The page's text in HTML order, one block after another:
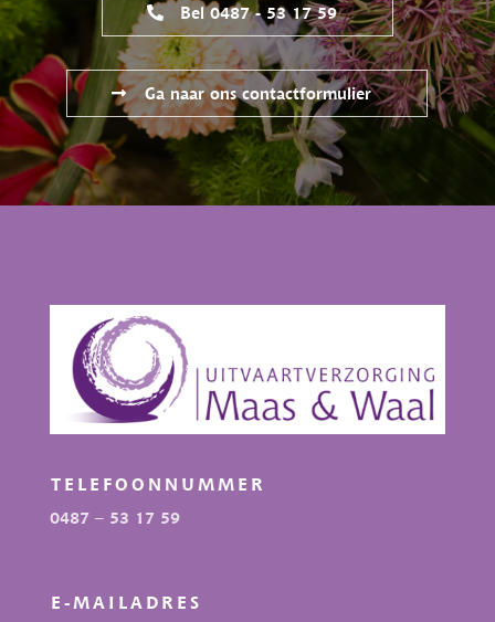
Bel 0487 - 53 17 59
Ga naar ons contactformulier
TELEFOONNUMMER
0487 – 53 17 59
E-MAILADRES